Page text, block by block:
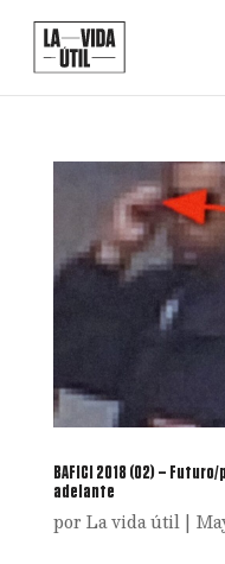
BAFICI 2018 (02) –
adelante
por La vida útil|